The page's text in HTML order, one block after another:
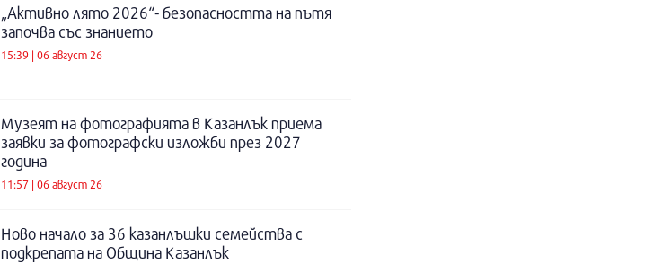
„Активно лято 2026“- безопасността на пътя
започва със знанието
15:39 | 06 август 26
Музеят на фотографията в Казанлък приема
заявки за фотографски изложби през 2027
година
11:57 | 06 август 26
Ново начало за 36 казанлъшки семейства с
подкрепата на Община Казанлък